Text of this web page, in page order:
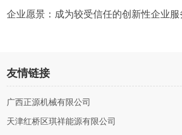
企业愿景：成为较受信任的创新性企业服
友情链接
广西正源机械有限公司
天津红桥区琪祥能源有限公司